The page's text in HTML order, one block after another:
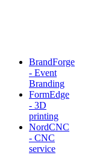
BrandForge
- Event
Branding
FormEdge
- 3D
printing
NordCNC
- CNC
service